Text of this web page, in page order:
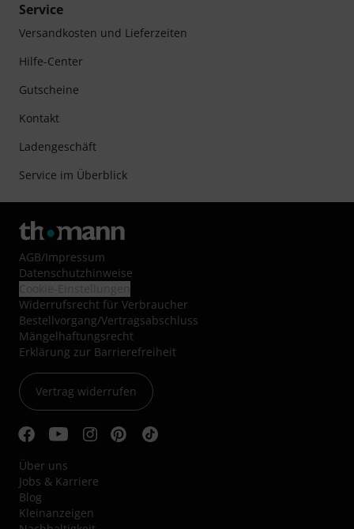
Service
Versandkosten und Lieferzeiten
Hilfe-Center
Gutscheine
Kontakt
Ladengeschäft
Service im Überblick
AGB/Impressum
Datenschutzhinweise
Widerrufsrecht für Verbraucher
Bestellvorgang/Vertragsabschluss
Mängelhaftungsrecht
Erklärung zur Barrierefreiheit
Vertrag widerrufen
Über uns
Jobs & Karriere
Blog
Kleinanzeigen